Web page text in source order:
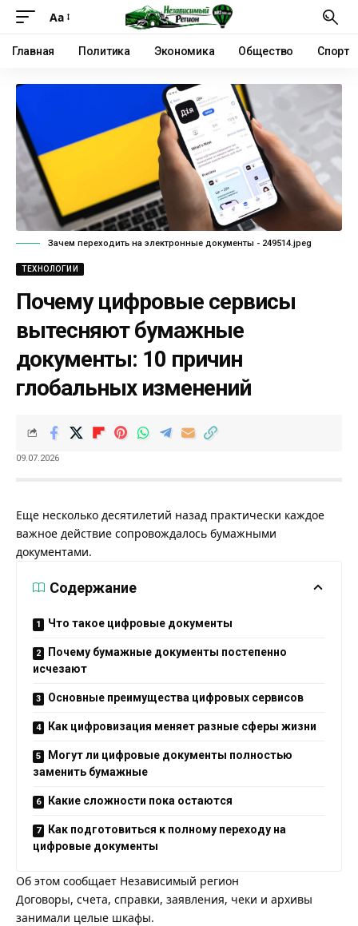
Аа
Главная Политика Экономика Общество Спорт
Зачем переходить на электронные документы - 249514.jpeg
ТЕХНОЛОГИИ
Почему цифровые сервисы
вытесняют бумажные
документы: 10 причин
глобальных изменений
09.07.2026
Еще несколько десятилетий назад практически каждое
важное действие сопровождалось бумажными
документами.
Содержание
Что такое цифровые документы
Почему бумажные документы постепенно
исчезают
Основные преимущества цифровых сервисов
Как цифровизация меняет разные сферы жизни
Могут ли цифровые документы полностью
заменить бумажные
Какие сложности пока остаются
Как подготовиться к полному переходу на
цифровые документы
Об этом сообщает Независимый регион
Договоры, счета, справки, заявления, чеки и архивы
занимали целые шкафы.